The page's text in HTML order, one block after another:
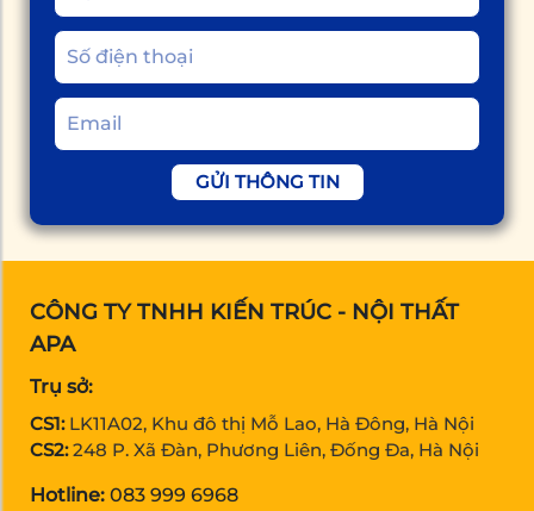
GỬI THÔNG TIN
CÔNG TY TNHH KIẾN TRÚC - NỘI THẤT
APA
Trụ sở:
CS1: LK11A02, Khu đô thị Mỗ Lao, Hà Đông, Hà Nội
CS2: 248 P. Xã Đàn, Phương Liên, Đống Đa, Hà Nội
Hotline: 083 999 6968